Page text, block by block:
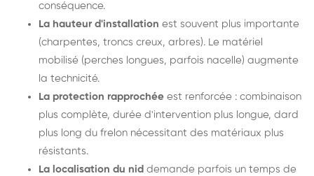
conséquence.
La hauteur d'installation est souvent plus importante
(charpentes, troncs creux, arbres). Le matériel
mobilisé (perches longues, parfois nacelle) augmente
la technicité.
La protection rapprochée est renforcée : combinaison
plus complète, durée d'intervention plus longue, dard
plus long du frelon nécessitant des matériaux plus
résistants.
La localisation du nid demande parfois un temps de